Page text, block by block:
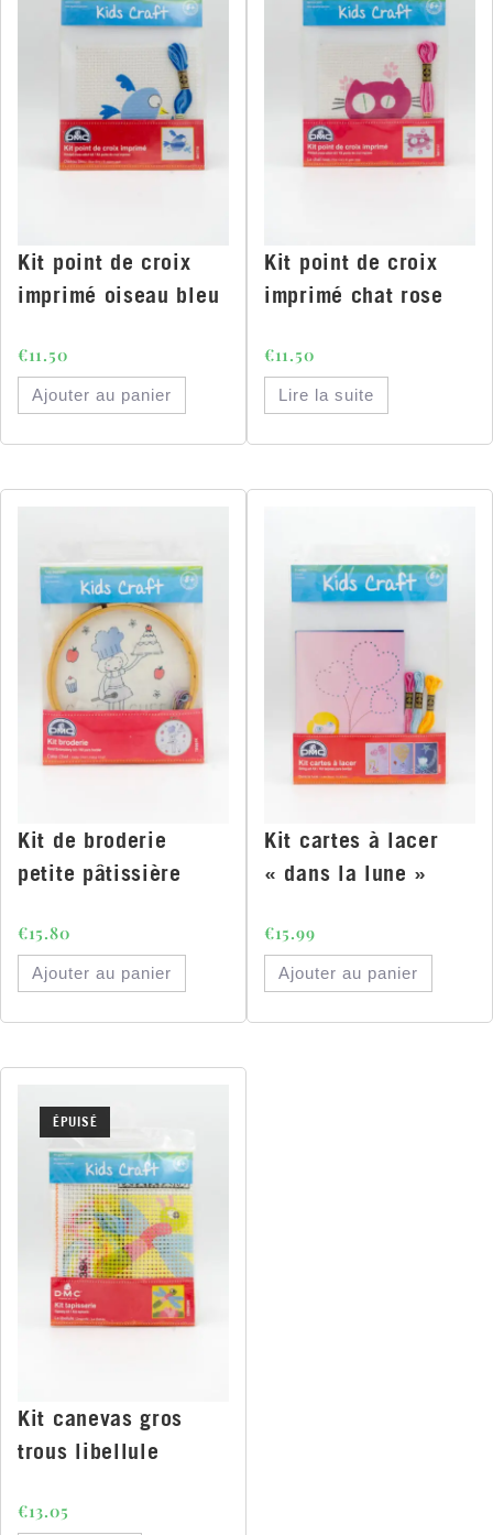
Kit point de croix
imprimé oiseau bleu
€11.50
Ajouter au panier
Kit point de croix
imprimé chat rose
€11.50
Lire la suite
Kit de broderie
petite pâtissière
€15.80
Ajouter au panier
Kit cartes à lacer
« dans la lune »
€15.99
Ajouter au panier
ÉPUISÉ
Kit canevas gros
trous libellule
€13.05